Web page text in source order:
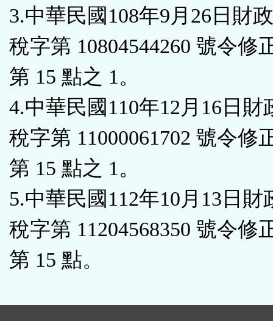
3.中華民國108年9月26日財
稅字第 10804544260 號令修
第 15 點之 1。
4.中華民國110年12月16日財
稅字第 11000061702 號令修
第 15 點之 1。
5.中華民國112年10月13日財
稅字第 11204568350 號令修
第 15 點。